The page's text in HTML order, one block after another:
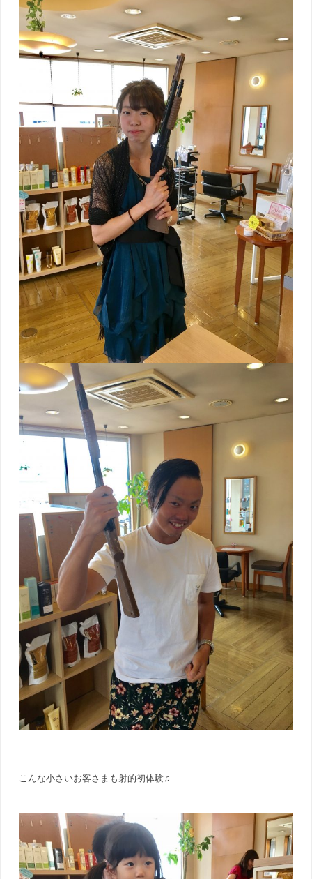
こんな小さいお客さまも射的初体験♫